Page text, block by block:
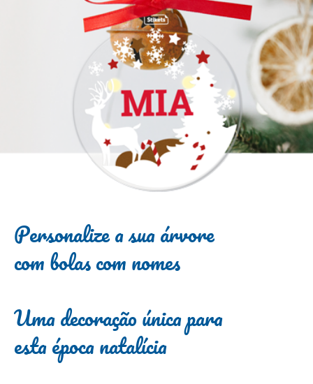
Personalize a sua árvore
com bolas com nomes
Uma decoração única para
esta época natalícia